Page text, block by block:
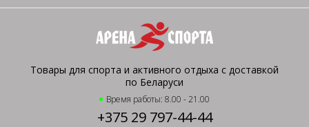
Товары для спорта и активного отдыха с доставкой
по Беларуси
Время работы: 8.00 - 21.00
+375 29 797-44-44